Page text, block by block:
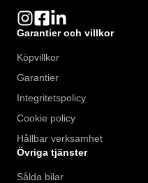
Garantier och villkor
Köpvillkor
Garantier
Integritetspolicy
Cookie policy
Hållbar verksamhet
Övriga tjänster
Sålda bilar